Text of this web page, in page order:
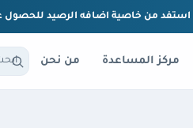
استفد من خاصية اضافه الرصيد للحصول
مركز المساعدة من نحن